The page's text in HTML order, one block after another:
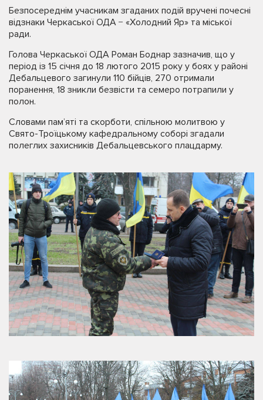
Безпосереднім учасникам згаданих подій вручені почесні
відзнаки Черкаської ОДА − «Холодний Яр» та міської
ради.
Голова Черкаської ОДА Роман Боднар зазначив, що у
період із 15 січня до 18 лютого 2015 року у боях у районі
Дебальцевого загинули 110 бійців, 270 отримали
поранення, 18 зникли безвісти та семеро потрапили у
полон.
Словами пам’яті та скорботи, спільною молитвою у
Свято-Троїцькому кафедральному соборі згадали
полеглих захисників Дебальцевського плацдарму.